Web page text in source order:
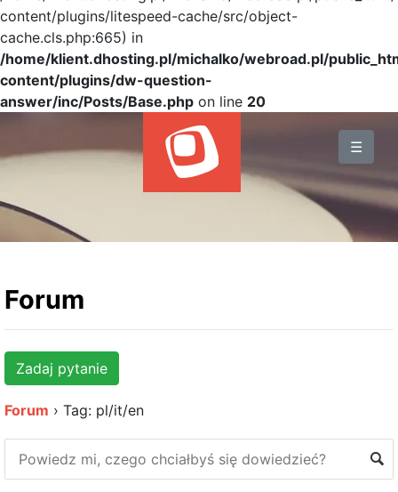
content/plugins/litespeed-cache/src/object-
cache.cls.php:665) in
/home/klient.dhosting.pl/michalko/webroad.pl/
content/plugins/dw-question-
answer/inc/Posts/Base.php on line 20
☰
BLOG
WYDARZENIA
HOSTING
Forum
Zadaj pytanie
Forum › Tag: pl/it/en